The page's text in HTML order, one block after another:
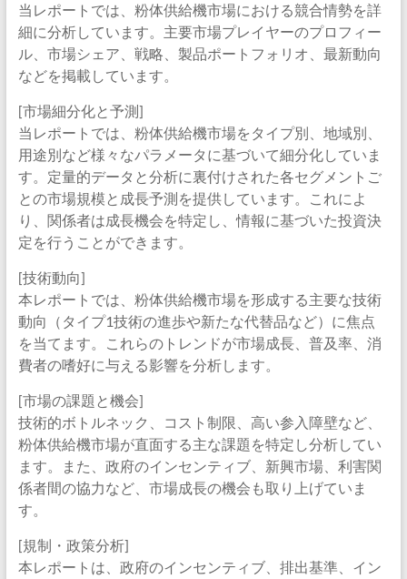
当レポートでは、粉体供給機市場における競合情勢を詳
細に分析しています。主要市場プレイヤーのプロフィー
ル、市場シェア、戦略、製品ポートフォリオ、最新動向
などを掲載しています。
[市場細分化と予測]
当レポートでは、粉体供給機市場をタイプ別、地域別、
用途別など様々なパラメータに基づいて細分化していま
す。定量的データと分析に裏付けされた各セグメントご
との市場規模と成長予測を提供しています。これによ
り、関係者は成長機会を特定し、情報に基づいた投資決
定を行うことができます。
[技術動向]
本レポートでは、粉体供給機市場を形成する主要な技術
動向（タイプ1技術の進歩や新たな代替品など）に焦点
を当てます。これらのトレンドが市場成長、普及率、消
費者の嗜好に与える影響を分析します。
[市場の課題と機会]
技術的ボトルネック、コスト制限、高い参入障壁など、
粉体供給機市場が直面する主な課題を特定し分析してい
ます。また、政府のインセンティブ、新興市場、利害関
係者間の協力など、市場成長の機会も取り上げていま
す。
[規制・政策分析]
本レポートは、政府のインセンティブ、排出基準、イン